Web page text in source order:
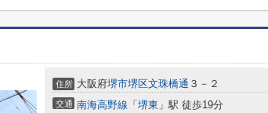
住所 大阪府堺市堺区文珠橋通 ３－２
交通 南海高野線 「 堺東 」駅 徒歩19分